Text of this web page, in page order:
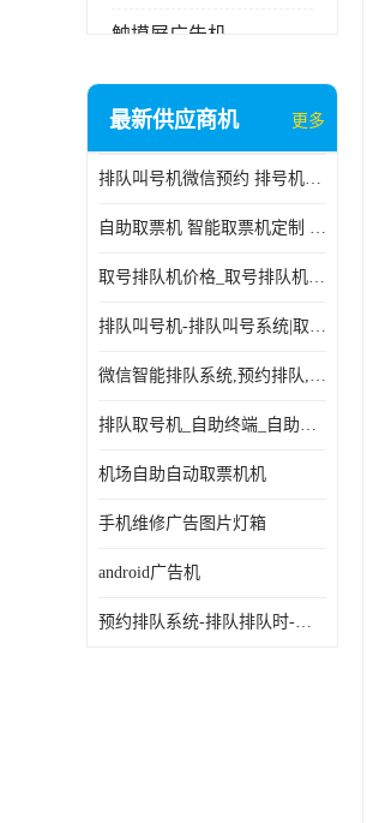
触摸屏广告机
液晶显示器
电子白板
自助服务终端
最新供应商机 更多
排队叫号机微信预约 排号机诊所 行政大厅营业厅取号机
自助取票机 智能取票机定制 款式多样
取号排队机价格_取号排队机报价_取号排队机多少钱
排队叫号机-排队叫号系统|取号机-液晶拼接屏-自助终端机
微信智能排队系统,预约排队,扫码排队,微信叫号
排队取号机_自助终端_自助签到一体机 支持定做
机场自助自动取票机机
手机维修广告图片灯箱
android广告机
预约排队系统-排队排队时-排动排号系统和排队的使用方法